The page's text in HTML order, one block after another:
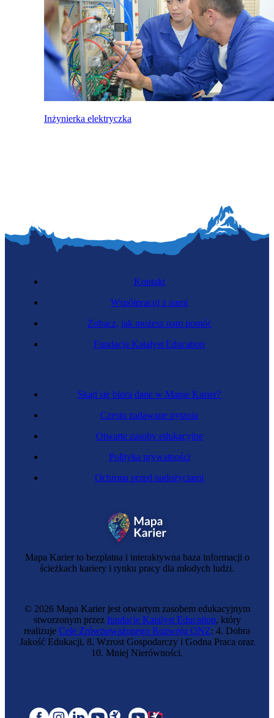
Inżynierka elektryczka
Mapa Karier to bezpłatna i interaktywna baza informacji o
ścieżkach kariery i rynku pracy dla młodych ludzi.
Skąd się biorą dane w Mapie Karier?
Często zadawane pytania
Otwarte zasoby edukacyjne
Polityka prywatności
Ochrona przed nadużyciami
Kontakt
Współpracuj z nami
Zobacz, jak możesz nam pomóc
Fundacja Katalyst Education
© 2026 Mapa Karier jest otwartym zasobem edukacyjnym
stworzonym przez fundację Katalyst Education, który
realizuje Cele Zrównoważonego Rozwoju ONZ: 4. Dobra
Jakość Edukacji, 8. Wzrost Gospodarczy i Godna Praca oraz
10. Mniej Nierówności.